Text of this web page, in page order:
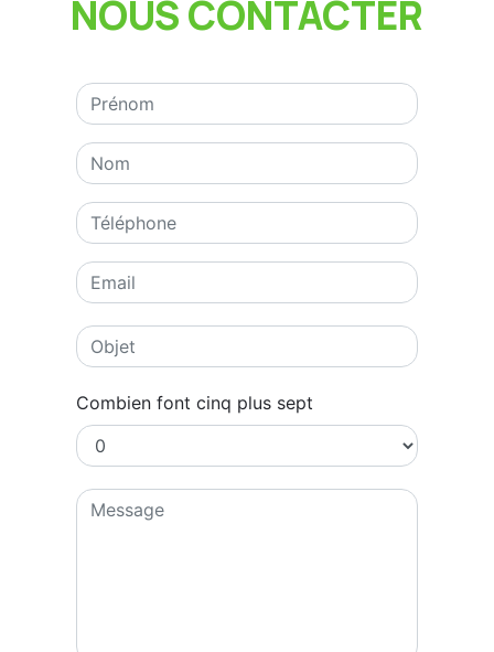
NOUS CONTACTER
Combien font cinq plus sept